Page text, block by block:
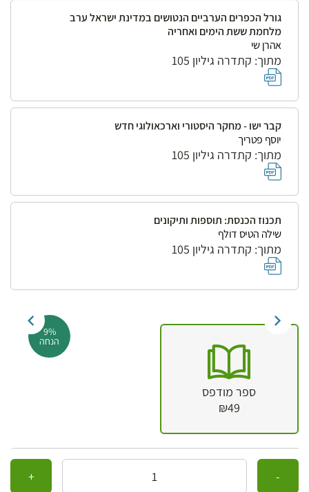
גורל הכפרים הערביים הנטושים במדינת ישראל ערב
מלחמת ששת הימים ואחריה
אהרן שי
מתוך: קתדרה גיליון 105
קבר ישו - מחקר היסטורי וארכאולוגי חדש
יוסף פטריך
מתוך: קתדרה גיליון 105
תכנוז הכנסת: תוספות ותיקונים
שילה הטיס דולף
מתוך: קתדרה גיליון 105
9%
הנחה
ספר מודפס
₪49
כמות